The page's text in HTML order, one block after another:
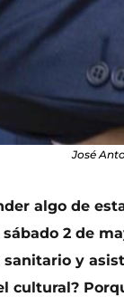
José
algo de
2 de
y
cultural?